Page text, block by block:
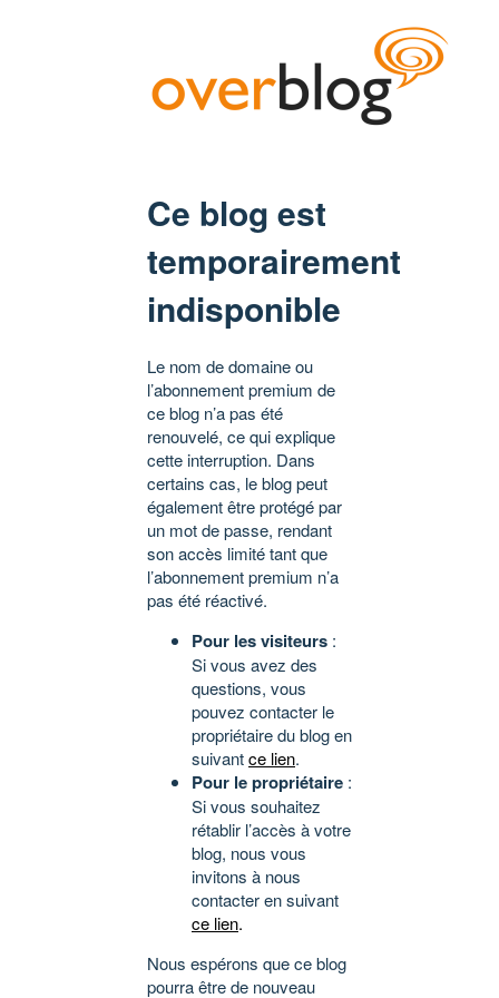
Ce blog est
temporairement
indisponible
Le nom de domaine ou
l’abonnement premium de
ce blog n’a pas été
renouvelé, ce qui explique
cette interruption. Dans
certains cas, le blog peut
également être protégé par
un mot de passe, rendant
son accès limité tant que
l’abonnement premium n’a
pas été réactivé.
Pour les visiteurs :
Si vous avez des
questions, vous
pouvez contacter le
propriétaire du blog en
suivantce lien.
Pour le propriétaire :
Si vous souhaitez
rétablir l’accès à votre
blog, nous vous
invitons à nous
contacter en suivant
ce lien.
Nous espérons que ce blog
pourra être de nouveau